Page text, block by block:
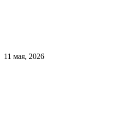
11 мая, 2026